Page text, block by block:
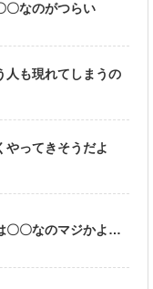
〇なのがつらい
人も現れてしまうの
やってきそうだよ
〇〇なのマジかよ…